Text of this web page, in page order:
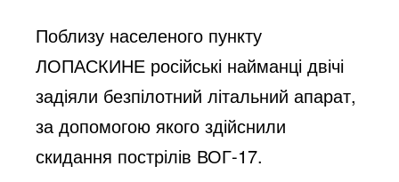
Поблизу населеного пункту
ЛОПАСКИНЕ російські найманці двічі
задіяли безпілотний літальний апарат,
за допомогою якого здійснили
скидання пострілів ВОГ-17.